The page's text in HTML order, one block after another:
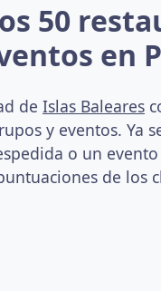
50
en
de Islas Baleares
y eventos. Ya
o un
de los